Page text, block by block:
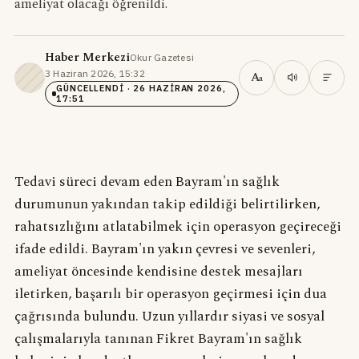
ameliyat olacağı öğrenildi.
Haber MerkeziOkur Gazetesi·
3 Haziran 2026, 15:32·
GÜNCELLENDI · 26 HAZIRAN 2026,
17:51
Aa
Tedavi süreci devam eden Bayram'ın sağlık
durumunun yakından takip edildiği belirtilirken,
rahatsızlığını atlatabilmek için operasyon geçireceği
ifade edildi. Bayram'ın yakın çevresi ve sevenleri,
ameliyat öncesinde kendisine destek mesajları
iletirken, başarılı bir operasyon geçirmesi için dua
çağrısında bulundu. Uzun yıllardır siyasi ve sosyal
çalışmalarıyla tanınan Fikret Bayram'ın sağlık